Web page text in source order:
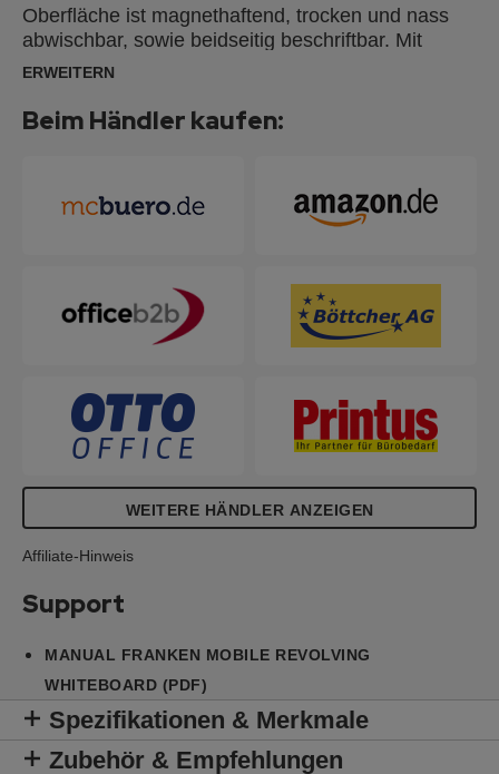
Oberfläche ist magnethaftend, trocken und nass
abwischbar, sowie beidseitig beschriftbar. Mit
integrierter Ablageleiste und vier Doppellenkrollen
Rahmen sind aus lichtgrauem Metall.
ERWEITERN
Beim Händler kaufen:
WEITERE HÄNDLER ANZEIGEN
Affiliate-Hinweis
Support
MANUAL FRANKEN MOBILE REVOLVING
WHITEBOARD (PDF)
Spezifikationen & Merkmale
Zubehör & Empfehlungen